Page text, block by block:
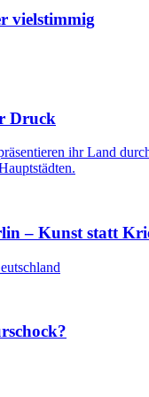
vielstimmig
Druck
– Kunst statt